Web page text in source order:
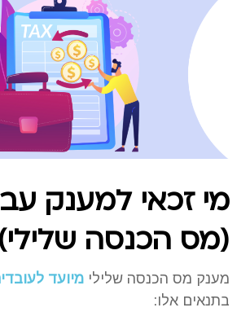
מי זכאי למענק
(מס הכנסה
מענק מס הכנסה שלילי מיועד
בתנאים אלו: